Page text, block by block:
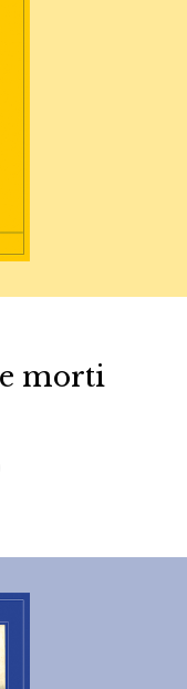
morti